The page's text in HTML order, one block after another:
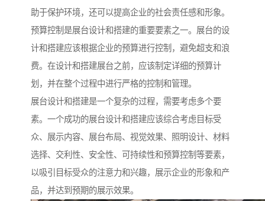
助于保护环境，还可以提高企业的社会责任感和形象。
预算控制是展台设计和搭建的重要要素之一。展台的设
计和搭建应该根据企业的预算进行控制，避免超支和浪
费。在设计和搭建展台之前，应该制定详细的预算计
划，并在整个过程中进行严格的控制和管理。
展台设计和搭建是一个复杂的过程，需要考虑多个要
素。一个成功的展台设计和搭建应该综合考虑目标受
众、展示内容、展台布局、视觉效果、照明设计、材料
选择、交利性、安全性、可持续性和预算控制等要素，
以吸引目标受众的注意力和兴趣，展示企业的形象和产
品，并达到预期的展示效果。